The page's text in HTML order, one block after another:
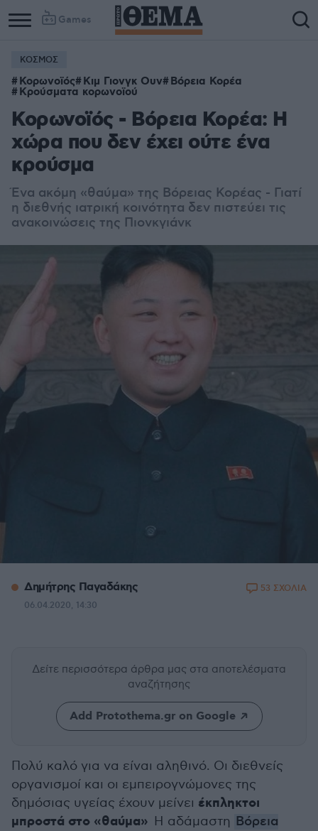
Games
ΚΟΣΜΟΣ
Κορωνοϊός Κιμ Γιονγκ Ουν Βόρεια Κορέα
Κρούσματα κορωνοϊού
Κορωνοϊός - Βόρεια Κορέα: Η
χώρα που δεν έχει ούτε ένα
κρούσμα
Ένα ακόμη «θαύμα» της Βόρειας Κορέας - Γιατί
η διεθνής ιατρική κοινότητα δεν πιστεύει τις
ανακοινώσεις της Πιονκγιάνκ
Δημήτρης Παγαδάκης
06.04.2020, 14:30
53 ΣΧΟΛΙΑ
Δείτε περισσότερα άρθρα μας στα αποτελέσματα
αναζήτησης
Add Protothema.gr on Google
Πολύ καλό για να είναι αληθινό. Οι διεθνείς
οργανισμοί και οι εμπειρογνώμονες της
δημόσιας υγείας έχουν μείνει έκπληκτοι
μπροστά στο «θαύμα» Η αδάμαστη Βόρεια